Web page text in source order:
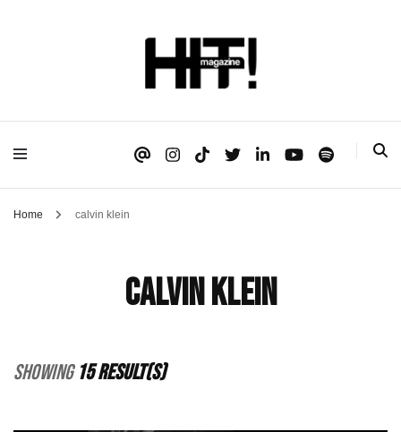
HIT!Magazine
Home calvin klein
calvin klein
Showing15 Result(s)